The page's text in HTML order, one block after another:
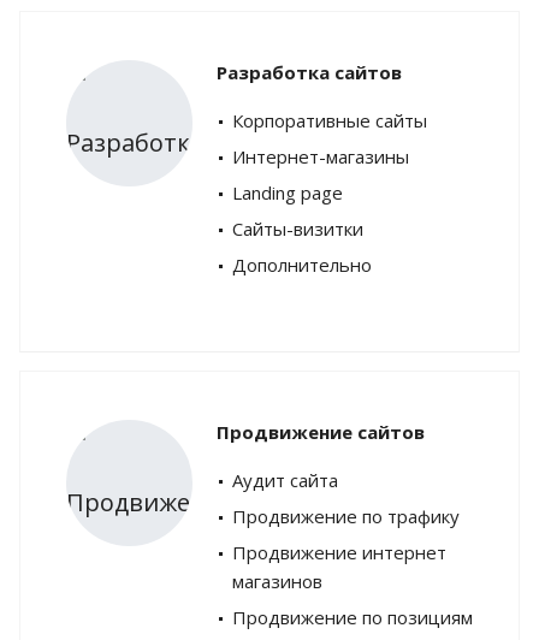
Разработка сайтов
Корпоративные сайты
Интернет-магазины
Landing page
Сайты-визитки
Дополнительно
Продвижение сайтов
Аудит сайта
Продвижение по трафику
Продвижение интернет
магазинов
Продвижение по позициям